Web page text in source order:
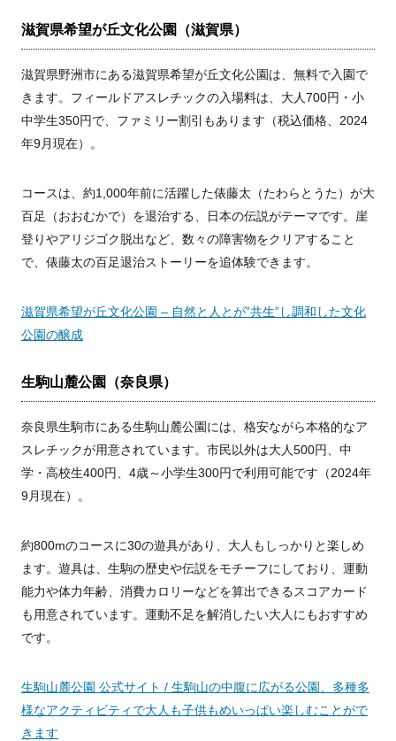
滋賀県希望が丘文化公園（滋賀県）
滋賀県野洲市にある滋賀県希望が丘文化公園は、無料で入園で
きます。フィールドアスレチックの入場料は、大人700円・小
中学生350円で、ファミリー割引もあります（税込価格、2024
年9月現在）。
コースは、約1,000年前に活躍した俵藤太（たわらとうた）が大
百足（おおむかで）を退治する、日本の伝説がテーマです。崖
登りやアリジゴク脱出など、数々の障害物をクリアすること
で、俵藤太の百足退治ストーリーを追体験できます。
滋賀県希望が丘文化公園 – 自然と人とが”共生”し調和した文化
公園の醸成
生駒山麓公園（奈良県）
奈良県生駒市にある生駒山麓公園には、格安ながら本格的なア
スレチックが用意されています。市民以外は大人500円、中
学・高校生400円、4歳～小学生300円で利用可能です（2024年
9月現在）。
約800mのコースに30の遊具があり、大人もしっかりと楽しめ
ます。遊具は、生駒の歴史や伝説をモチーフにしており、運動
能力や体力年齢、消費カロリーなどを算出できるスコアカード
も用意されています。運動不足を解消したい大人にもおすすめ
です。
生駒山麓公園 公式サイト / 生駒山の中腹に広がる公園、多種多
様なアクティビティで大人も子供もめいっぱい楽しむことがで
きます